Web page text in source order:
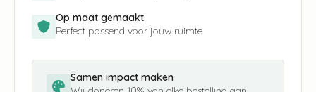
Op maat gemaakt
Perfect passend voor jouw ruimte
Samen impact maken